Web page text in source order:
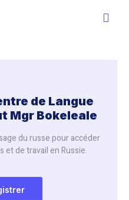
de Langue
Mgr Bokeleale
du russe pour accéder
et de travail en Russie.